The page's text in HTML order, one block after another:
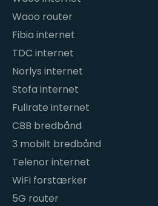
Waoo router
Fibia internet
TDC internet
Norlys internet
Stofa internet
Fullrate internet
CBB bredbånd
3 mobilt bredbånd
Telenor internet
WiFi forstærker
5G router